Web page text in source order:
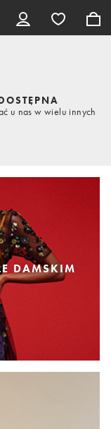
u nas w wielu innych
DAMSKIM